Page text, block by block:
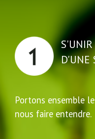
S'UNIR
D'UNE
Portons ensemble
nous faire entendre.